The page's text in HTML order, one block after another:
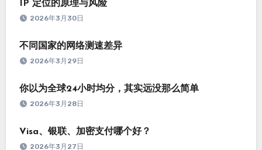
IP 定位的原理与风险
2026年3月30日
不同国家的网络测速差异
2026年3月29日
你以为全球24小时均分，其实远没那么简单
2026年3月28日
Visa、银联、加密支付哪个好？
2026年3月27日